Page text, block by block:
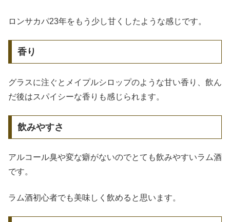
ロンサカパ23年をもう少し甘くしたような感じです。
香り
グラスに注ぐとメイプルシロップのような甘い香り、飲ん
だ後はスパイシーな香りも感じられます。
飲みやすさ
アルコール臭や変な癖がないのでとても飲みやすいラム酒
です。
ラム酒初心者でも美味しく飲めると思います。